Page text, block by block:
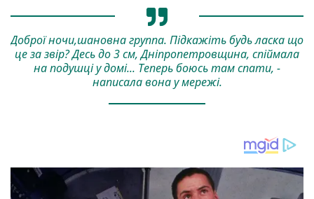
Доброї ночи,шановна группа. Підкажіть будь ласка що
це за звір? Десь до 3 см, Дніпропетровщина, спіймала
на подушці у домі... Теперь боюсь там спати, -
написала вона у мережі.